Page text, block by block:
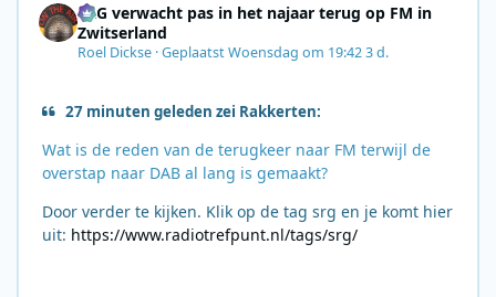
SRG verwacht pas in het najaar terug op FM in
Zwitserland
Roel Dickse ·GeplaatstWoensdag om 19:423 d.
27 minuten geleden zei Rakkerten:
Wat is de reden van de terugkeer naar FM terwijl de
overstap naar DAB al lang is gemaakt?
Door verder te kijken. Klik op de tag srg en je komt hier
uit: https://www.radiotrefpunt.nl/tags/srg/